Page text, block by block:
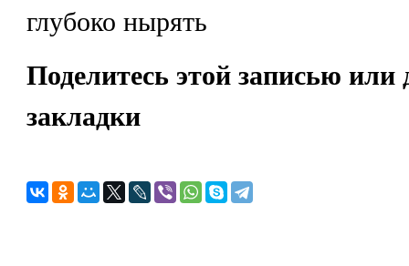
глубоко нырять
Поделитесь этой записью или
закладки